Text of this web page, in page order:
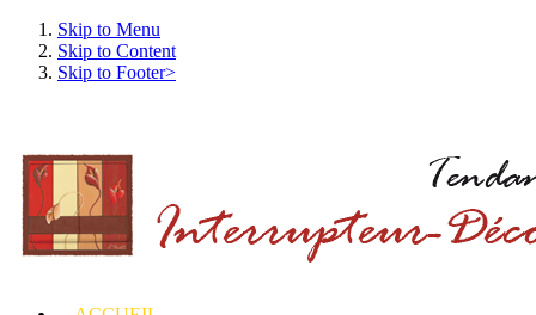
Skip to Menu
Skip to Content
Skip to Footer>